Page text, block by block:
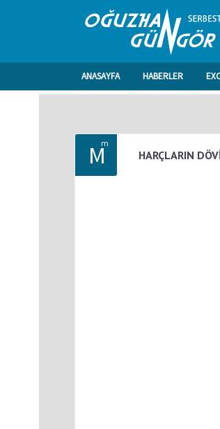
ANASAYFA HABERLER
HARÇLARIN
Mm